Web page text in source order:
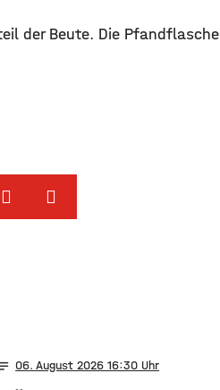
der Beute. Die
06. August 2026 16:30